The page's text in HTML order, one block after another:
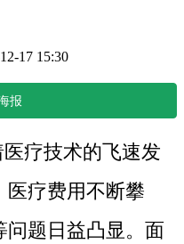
17 15:30
报
疗技术的飞速发
医疗费用不断攀
问题日益凸显。面